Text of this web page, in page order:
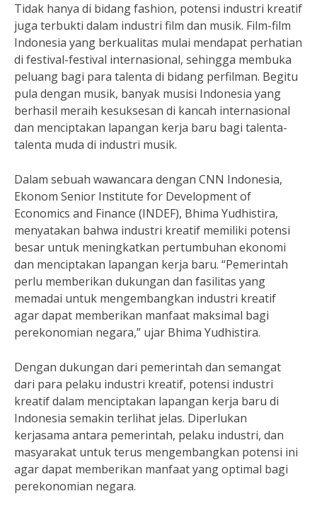
Tidak hanya di bidang fashion, potensi industri kreatif
juga terbukti dalam industri film dan musik. Film-film
Indonesia yang berkualitas mulai mendapat perhatian
di festival-festival internasional, sehingga membuka
peluang bagi para talenta di bidang perfilman. Begitu
pula dengan musik, banyak musisi Indonesia yang
berhasil meraih kesuksesan di kancah internasional
dan menciptakan lapangan kerja baru bagi talenta-
talenta muda di industri musik.
Dalam sebuah wawancara dengan CNN Indonesia,
Ekonom Senior Institute for Development of
Economics and Finance (INDEF), Bhima Yudhistira,
menyatakan bahwa industri kreatif memiliki potensi
besar untuk meningkatkan pertumbuhan ekonomi
dan menciptakan lapangan kerja baru. “Pemerintah
perlu memberikan dukungan dan fasilitas yang
memadai untuk mengembangkan industri kreatif
agar dapat memberikan manfaat maksimal bagi
perekonomian negara,” ujar Bhima Yudhistira.
Dengan dukungan dari pemerintah dan semangat
dari para pelaku industri kreatif, potensi industri
kreatif dalam menciptakan lapangan kerja baru di
Indonesia semakin terlihat jelas. Diperlukan
kerjasama antara pemerintah, pelaku industri, dan
masyarakat untuk terus mengembangkan potensi ini
agar dapat memberikan manfaat yang optimal bagi
perekonomian negara.